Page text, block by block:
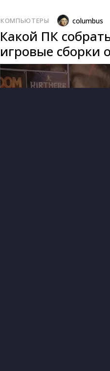
КОМПЬЮТЕРЫ columbus
Какой ПК
игровые сборки